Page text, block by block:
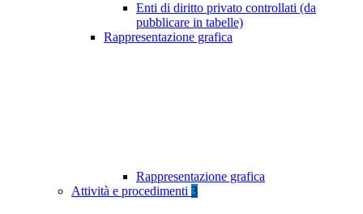
Enti di diritto privato controllati (da
pubblicare in tabelle)
Rappresentazione grafica
Rappresentazione grafica
Attività e procedimenti 3